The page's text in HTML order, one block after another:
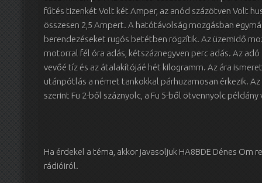
fűtés tizenkét Volt két Amper, az anód százötven Volt
összesen 2,5 Ampert. A hatótávolság mozgásban
berendezéseket rugós betétben rögzítik. Az üzemidő
motorral fél óra adás, kétszáznegyven perc adás. Az
vevőé tíz és az átalakítójáé hét kilogramm. Az ára
utánpótlás a német tankokkal párhuzamosan érkezik.
szerint Fu 2-ből száznyolc, a Fu 5-ből ötvennyolc
Ha érdekel a téma, akkor javasoljuk HA8BDE Dénes Om
rádióiról.